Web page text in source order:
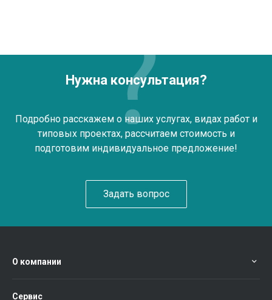
Нужна консультация?
Подробно расскажем о наших услугах, видах работ и
типовых проектах, рассчитаем стоимость и
подготовим индивидуальное предложение!
Задать вопрос
О компании
Сервис